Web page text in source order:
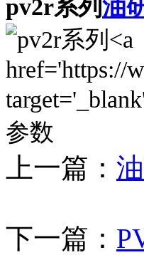
pv2r系列油
上一篇：
下一篇：